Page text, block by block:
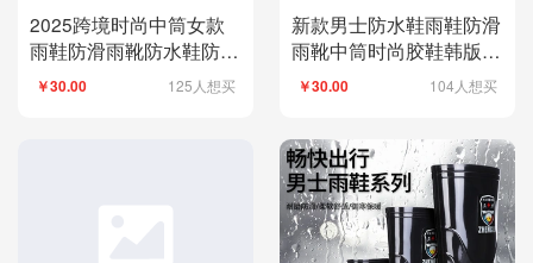
2025跨境时尚中筒女款
雨鞋防滑雨靴防水鞋防雨
胶鞋休闲百搭水靴
￥30.00 125人想买
新款男士防水鞋雨鞋防滑
雨靴中筒时尚胶鞋韩版套
脚休闲批发跨境
￥30.00 104人想买